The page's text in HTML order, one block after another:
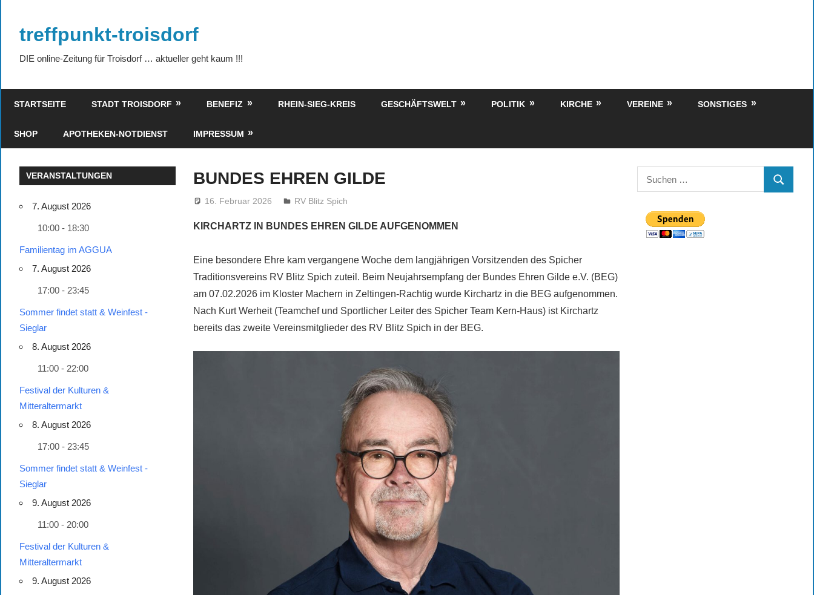
springentreffpunkt-troisdorf
DIE online-Zeitung für Troisdorf … aktueller geht kaum !!!
STARTSEITE STADT TROISDORF BENEFIZ RHEIN-SIEG-KREIS GESCHÄFTSWELT POLITIK KIRCHE VEREINE SONSTIGES
SHOP APOTHEKEN-NOTDIENST IMPRESSUM
BUNDES EHREN GILDE
16. Februar 2026 treffpunkt
RV Blitz Spich
KIRCHARTZ IN BUNDES EHREN GILDE AUFGENOMMEN
Eine besondere Ehre kam vergangene Woche dem langjährigen Vorsitzenden des Spicher
Traditionsvereins RV Blitz Spich zuteil. Beim Neujahrsempfang der Bundes Ehren Gilde e.V. (BEG)
am 07.02.2026 im Kloster Machern in Zeltingen-Rachtig wurde Kirchartz in die BEG aufgenommen.
Nach Kurt Werheit (Teamchef und Sportlicher Leiter des Spicher Team Kern-Haus) ist Kirchartz
bereits das zweite Vereinsmitglieder des RV Blitz Spich in der BEG.
VERANSTALTUNGEN
7. August 2026
10:00 - 18:30
Familientag im AGGUA
7. August 2026
17:00 - 23:45
Sommer findet statt & Weinfest -
Sieglar
8. August 2026
11:00 - 22:00
Festival der Kulturen &
Mitteraltermarkt
8. August 2026
17:00 - 23:45
Sommer findet statt & Weinfest -
Sieglar
9. August 2026
11:00 - 20:00
Festival der Kulturen &
Mitteraltermarkt
9. August 2026
Suchen
nach:
SUCHEN